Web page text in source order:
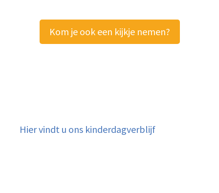
Kom je ook een kijkje nemen?
Hier vindt u ons kinderdagverblijf